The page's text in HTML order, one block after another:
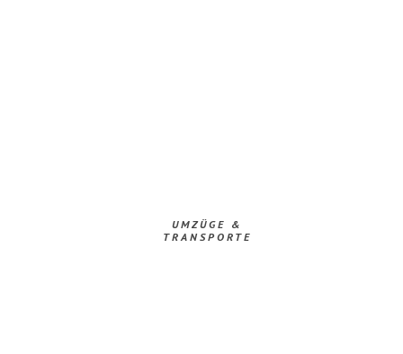
UMZÜGE &
TRANSPORTE